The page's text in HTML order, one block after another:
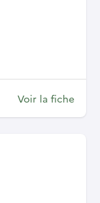
Voir la fiche